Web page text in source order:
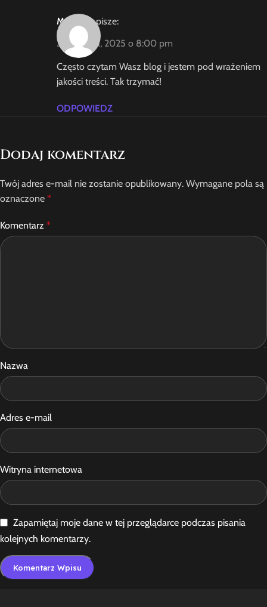
MaciekG pisze:
3 września, 2025 o 8:00 pm
Często czytam Wasz blog i jestem pod wrażeniem
jakości treści. Tak trzymać!
ODPOWIEDZ
Dodaj komentarz
Twój adres e-mail nie zostanie opublikowany. Wymagane pola są
oznaczone *
Komentarz *
Nazwa
Adres e-mail
Witryna internetowa
Zapamiętaj moje dane w tej przeglądarce podczas pisania
kolejnych komentarzy.